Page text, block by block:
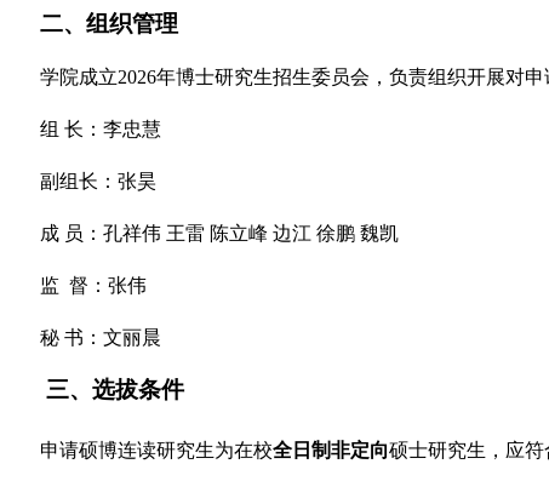
二、组织管理
学院成立2026年博士研究生招生委员会 ，负责组织开展对申
组 长： 李忠慧
副组长：张昊
成员： 孔祥伟 王雷 陈立峰 边江 徐鹏 魏凯
监 督：张伟
秘书： 文丽晨
三、选拔条件
申请硕博连读研究生为在校全日制非定向硕士研究生，应符